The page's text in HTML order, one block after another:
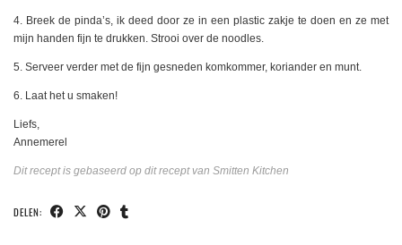
4. Breek de pinda’s, ik deed door ze in een plastic zakje te doen en ze met
mijn handen fijn te drukken. Strooi over de noodles.
5. Serveer verder met de fijn gesneden komkommer, koriander en munt.
6. Laat het u smaken!
Liefs,
Annemerel
Dit recept is gebaseerd op dit recept van Smitten Kitchen
DELEN: